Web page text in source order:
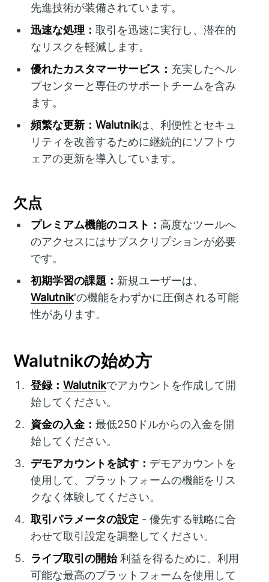
先進技術が装備されています。
迅速な処理：取引を迅速に実行し、潜在的
なリスクを軽減します。
優れたカスタマーサービス： 充実したヘル
プセンターと専任のサポートチームを含み
ます。
頻繁な更新：Walutnikは、利便性とセキュ
リティを改善するために継続的にソフトウ
ェアの更新を導入しています。
欠点
プレミアム機能のコスト： 高度なツールへ
のアクセスにはサブスクリプションが必要
です。
初期学習の課題： 新規ユーザーは、
Walutnik'の機能をわずかに圧倒される可能
性があります。
Walutnikの始め方
登録：Walutnikでアカウントを作成して開
始してください。
資金の入金：最低250ドルからの入金を開
始してください。
デモアカウントを試す： デモアカウントを
使用して、プラットフォームの機能をリス
クなく体験してください。
取引パラメータの設定 - 優先する戦略に合
わせて取引設定を調整してください。
ライブ取引の開始利益を得るために、利用
可能な最高のプラットフォームを使用して